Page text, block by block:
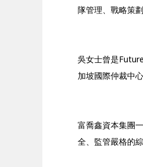
隊管理、戰略策
吳女士曾是
加坡國際仲裁中
富喬鑫資本集團
全、監管嚴格的